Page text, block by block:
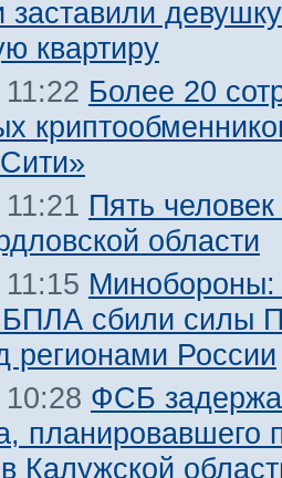
квартиру
Более 20
Пять
области
Минобороны:
БПЛА сбили силы
регионами России
ФСБ
планировавшего
Калужской